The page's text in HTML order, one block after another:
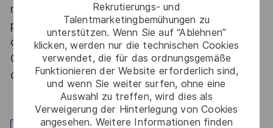
Rekrutierungs- und
Talentmarketingbemühungen zu
unterstützen. Wenn Sie auf “Ablehnen”
klicken, werden nur die technischen Cookies
verwendet, die für das ordnungsgemäße
Funktionieren der Website erforderlich sind,
und wenn Sie weiter surfen, ohne eine
Auswahl zu treffen, wird dies als
Verweigerung der Hinterlegung von Cookies
angesehen. Weitere Informationen finden
nationale, la personne retenue fera l'objet d'une
procédure d’habilitation, conformément aux
dispositions des articles R.2311-1 et suivants du
Code de la défense et de l’IGI 1300 SGDSN/PSE
du 09 août 2021.